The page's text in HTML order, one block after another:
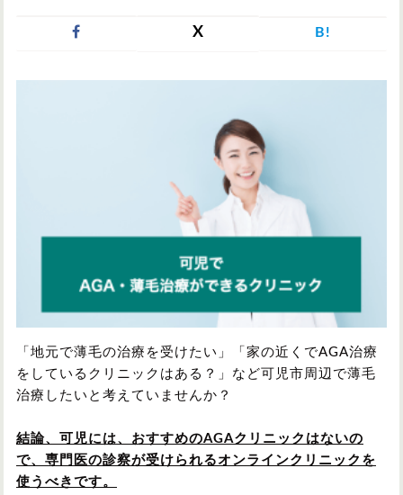
円形脱毛症
お問い合わせ
X B!
「地元で薄毛の治療を受けたい」「家の近くでAGA治療
をしているクリニックはある？」など可児市周辺で薄毛
治療したいと考えていませんか？
結論、可児には、おすすめのAGAクリニックはないの
で、専門医の診察が受けられるオンラインクリニックを
使うべきです。
女性の薄毛
対策・アイテムから記事を探す
育毛剤